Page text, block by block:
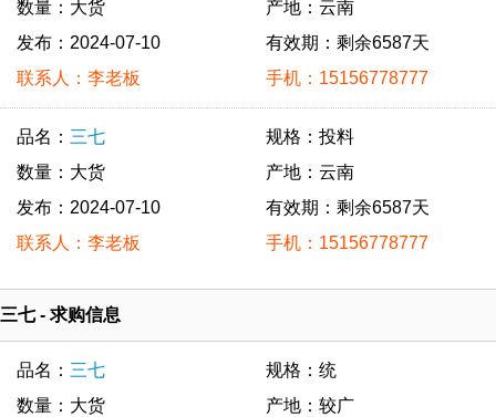
数量：大货
发布：2024-07-10
联系人：李老板
产地：云南
有效期：剩余6587天
手机：15156778777
品名： 三七
数量：大货
发布：2024-07-10
联系人：李老板
规格：投料
产地：云南
有效期：剩余6587天
手机：15156778777
三七 - 求购信息
品名： 三七
数量：大货
规格：统
产地：较广